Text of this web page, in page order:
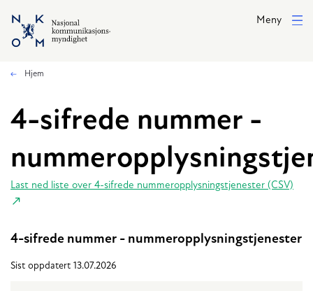
Hopp til hovedinnhold
Meny
Hjem
4-sifrede nummer -
Last ned liste over 4-sifrede nummeropplysningstjenester (CSV)
4-sifrede nummer - nummeropplysningstjenester
Sist oppdatert 13.07.2026